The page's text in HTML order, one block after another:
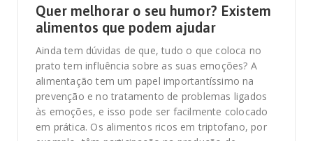
Quer melhorar o seu humor? Existem
alimentos que podem ajudar
Ainda tem dúvidas de que, tudo o que coloca no
prato tem influência sobre as suas emoções? A
alimentação tem um papel importantíssimo na
prevenção e no tratamento de problemas ligados
às emoções, e isso pode ser facilmente colocado
em prática. Os alimentos ricos em triptofano, por